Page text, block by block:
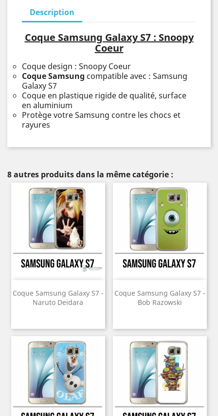
Description
Coque Samsung Galaxy S7 : Snoopy
Coeur
Coque design : Snoopy Coeur
Coque Samsung compatible avec : Samsung
Galaxy S7
Coque en plastique rigide de qualité, surface
en aluminium
Protège votre Samsung contre les chocs et
rayures
8 autres produits dans la même catégorie :
Coque Samsung Galaxy S7 -
Naruto Deidara
Coque Samsung Galaxy S7 -
Bob Razowski